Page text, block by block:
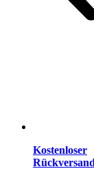
Kostenloser
Rückversand